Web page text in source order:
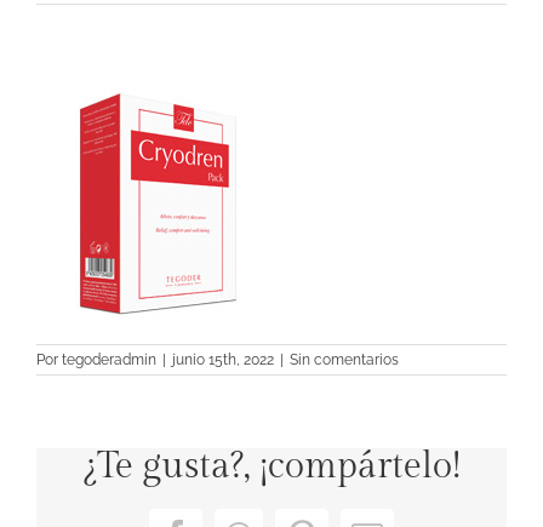
Por tegoderadmin junio 15th, 2022 Sin comentarios
¿Te gusta?, ¡compártelo!